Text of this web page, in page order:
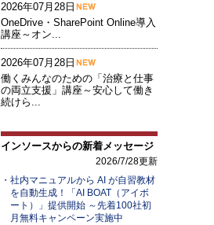
2026年07月28日
OneDrive・SharePoint Online導入
講座～オン...
2026年07月28日
働くみんなのための「治療と仕事
の両立支援」講座～安心して働き
続けら...
インソースからの新着メッセージ
2026/7/28更新
社内マニュアルから AI が自習教材
を自動生成！「AI BOAT（アイボ
ート）」提供開始 ～先着100社初
月無料キャンペーン実施中